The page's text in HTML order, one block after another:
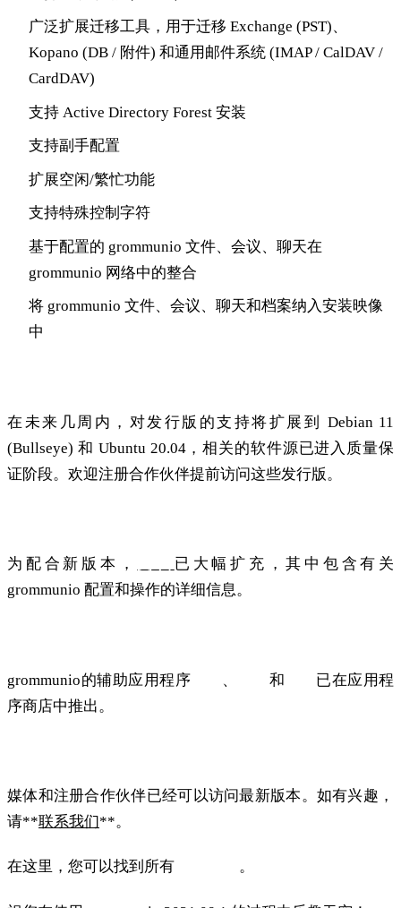
广泛扩展迁移工具，用于迁移 Exchange (PST)、
Kopano (DB / 附件) 和通用邮件系统 (IMAP / CalDAV /
CardDAV)
支持 Active Directory Forest 安装
支持副手配置
扩展空闲/繁忙功能
支持特殊控制字符
基于配置的 grommunio 文件、会议、聊天在
grommunio 网络中的整合
将 grommunio 文件、会议、聊天和档案纳入安装映像
中
在未来几周内，对发行版的支持将扩展到 Debian 11
(Bullseye) 和 Ubuntu 20.04，相关的软件源已进入质量保
证阶段。欢迎注册合作伙伴提前访问这些发行版。
为配合新版本，
已大幅扩充，其中包含有关
grommunio 配置和操作的详细信息。
grommunio的辅助应用程序 、 和
已在应用程
序商店中推出。
媒体和注册合作伙伴已经可以访问最新版本。如有兴趣，
请**联系我们**。
在这里，您可以找到所有 。